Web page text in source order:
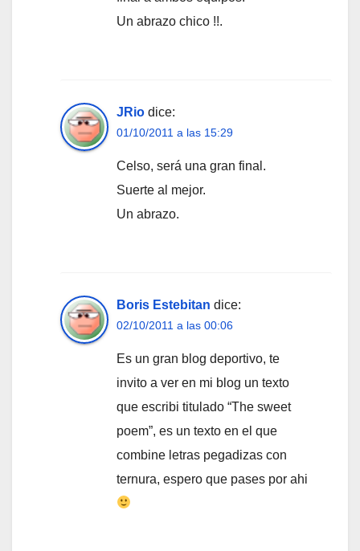
Un abrazo chico !!.
JRio dice:
01/10/2011 a las 15:29
Celso, será una gran final.
Suerte al mejor.
Un abrazo.
Boris Estebitan dice:
02/10/2011 a las 00:06
Es un gran blog deportivo, te
invito a ver en mi blog un texto
que escribi titulado “The sweet
poem”, es un texto en el que
combine letras pegadizas con
ternura, espero que pases por ahi